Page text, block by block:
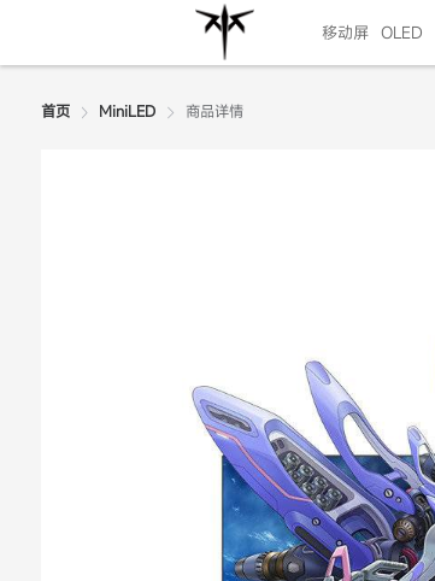
移动屏 OLED
首页 MiniLED 商品详情